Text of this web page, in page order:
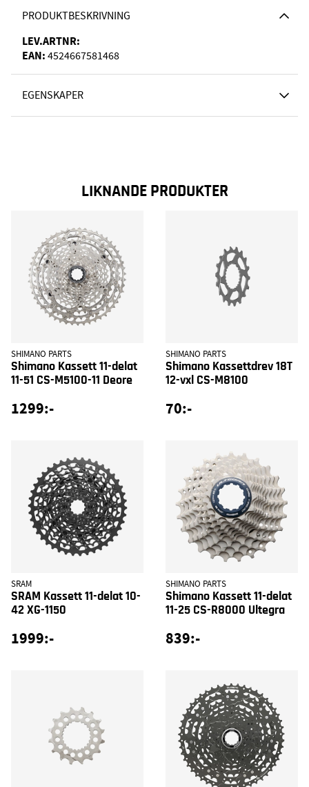
PRODUKTBESKRIVNING
LEV.ARTNR:
EAN: 4524667581468
EGENSKAPER
LIKNANDE PRODUKTER
SHIMANO PARTS
Shimano Kassett 11-delat
11-51 CS-M5100-11 Deore
1299:-
SHIMANO PARTS
Shimano Kassettdrev 18T
12-vxl CS-M8100
70:-
SRAM
SRAM Kassett 11-delat 10-
42 XG-1150
1999:-
SHIMANO PARTS
Shimano Kassett 11-delat
11-25 CS-R8000 Ultegra
839:-